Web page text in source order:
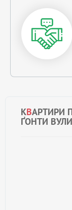
КВАРТИРИ
ҐОНТИ